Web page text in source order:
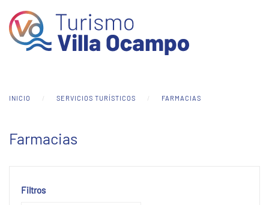
Skip to main content
INICIO SERVICIOS TURÍSTICOS FARMACIAS
Farmacias
Filtros